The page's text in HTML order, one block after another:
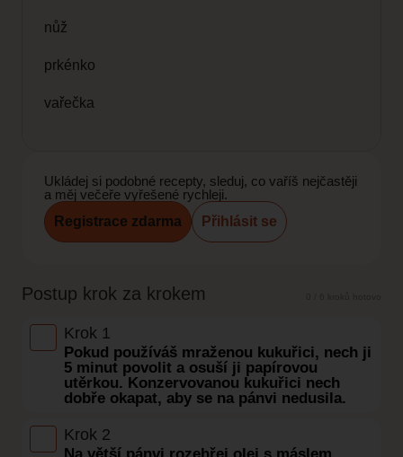
nůž
prkénko
vařečka
Ukládej si podobné recepty, sleduj, co vaříš nejčastěji
a měj večeře vyřešené rychleji.
Registrace zdarma
Přihlásit se
Postup krok za krokem
Krok 1
Pokud používáš mraženou kukuřici, nech ji
5 minut povolit a osuší ji papírovou
utěrkou. Konzervovanou kukuřici nech
dobře okapat, aby se na pánvi nedusila.
Krok 2